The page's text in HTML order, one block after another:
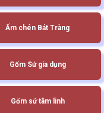
Ấm chén Bát Tràng
Gốm Sứ gia dụng
Gốm sứ tâm linh